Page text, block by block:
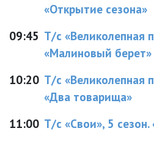
«Открытие сезона»
09:45 Т/с «Великолепная
«Малиновый берет»
10:20 Т/с «Великолепная
«Два товарища»
11:00 Т/с «Свои», 5